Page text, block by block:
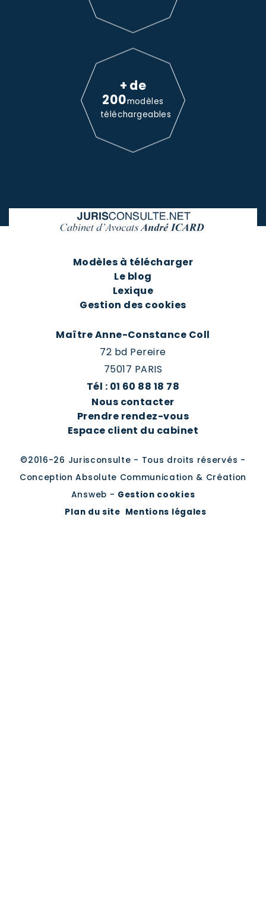
+ de
200modèles
téléchargeables
Modèles à télécharger
Le blog
Lexique
Gestion des cookies
Maître Anne-Constance Coll
72 bd Pereire
75017 PARIS
Tél : 01 60 88 18 78
Nous contacter
Prendre rendez-vous
Espace client du cabinet
©2016-26 Jurisconsulte - Tous droits réservés -
Conception Absolute Communication & Création
Answeb - Gestion cookies
Plan du site Mentions légales